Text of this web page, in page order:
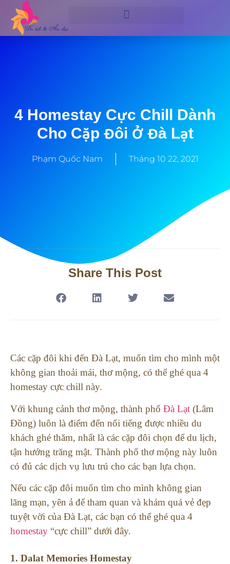
4 Homestay Cực Chill Dành
Cho Cặp Đôi Ở Đà Lạt
Phạm Quốc Nam Tháng 10 22, 2021
Share This Post
Các cặp đôi khi đến Đà Lạt, muốn tìm cho mình một
không gian thoải mái, thơ mộng, có thể ghé qua 4
homestay cực chill này.
Với khung cảnh thơ mộng, thành phố Đà Lạt (Lâm
Đồng) luôn là điểm đến nổi tiếng được nhiều du
khách ghé thăm, nhất là các cặp đôi chọn để du lịch,
tận hưởng trăng mật. Thành phố thơ mộng này luôn
có đủ các dịch vụ lưu trú cho các bạn lựa chọn.
Nếu các cặp đôi muốn tìm cho mình không gian
lãng mạn, yên ả để tham quan và khám quá vẻ đẹp
tuyệt vời của Đà Lạt, các bạn có thể ghé qua 4
homestay “cực chill” dưới đây.
1. Dalat Memories Homestay